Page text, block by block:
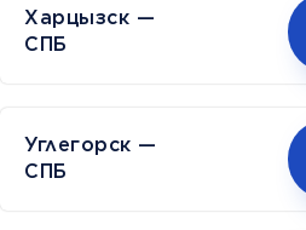
Харцызск —
СПБ
Углегорск —
СПБ